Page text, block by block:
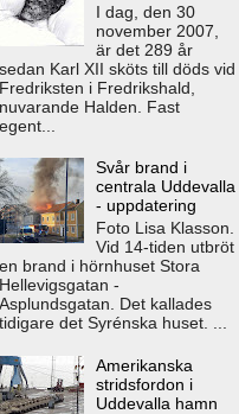
I dag, den 30
november 2007,
är det 289 år
sedan Karl XII sköts till döds vid
Fredriksten i Fredrikshald,
nuvarande Halden. Fast
egent...
Svår brand i
centrala Uddevalla
- uppdatering
Foto Lisa Klasson.
Vid 14-tiden utbröt
en brand i hörnhuset Stora
Hellevigsgatan -
Asplundsgatan. Det kallades
tidigare det Syrénska huset. ...
Amerikanska
stridsfordon i
Uddevalla hamn